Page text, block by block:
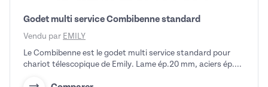
Godet multi service Combibenne standard
Vendu par EMILY
Le Combibenne est le godet multi service standard pour
chariot télescopique de Emily. Lame ép.20 mm, aciers ép....